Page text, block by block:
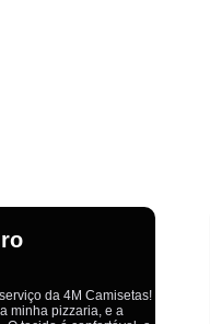
Fábrica Camiseta
Fábrica Camisetas